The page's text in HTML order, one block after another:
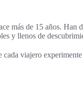
más de 15 años. Han
y llenos de
viajero